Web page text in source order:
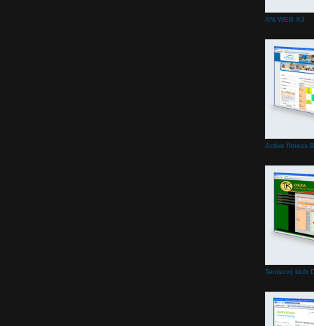
Afit WEB X3
Active fitness
Tenisový klub